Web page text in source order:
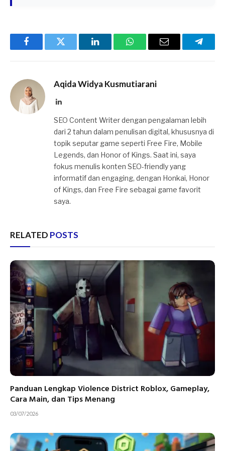
FacebookTwitter LinkedInWhatsAppEmail
Aqida Widya Kusmutiarani
LinkedIn
SEO Content Writer dengan pengalaman lebih
dari 2 tahun dalam penulisan digital, khususnya di
topik seputar game seperti Free Fire, Mobile
Legends, dan Honor of Kings. Saat ini, saya
fokus menulis konten SEO-friendly yang
informatif dan engaging, dengan Honkai, Honor
of Kings, dan Free Fire sebagai game favorit
saya.
RELATED POSTS
Panduan Lengkap Violence District Roblox, Gameplay,
Cara Main, dan Tips Menang
03/07/2026